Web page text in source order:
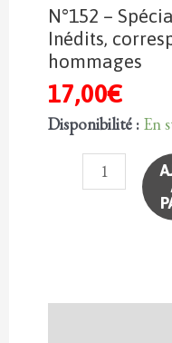
N°152 –
Inédits,
hommages
17,00€
Disponibilité : En
quantité